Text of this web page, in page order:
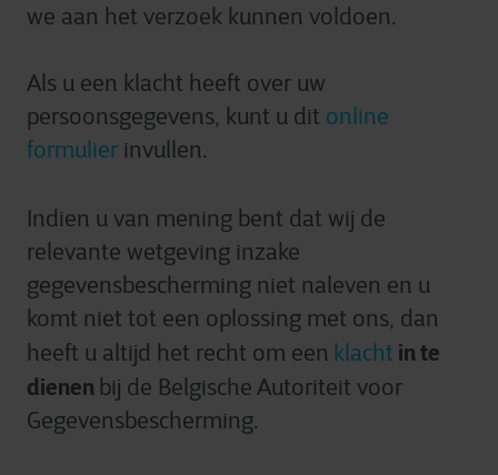
we aan het verzoek kunnen voldoen.
Als u een klacht heeft over uw
persoonsgegevens, kunt u dit online
formulier invullen.
Indien u van mening bent dat wij de
relevante wetgeving inzake
gegevensbescherming niet naleven en u
komt niet tot een oplossing met ons, dan
heeft u altijd het recht om een klacht in te
dienen bij de Belgische Autoriteit voor
Gegevensbescherming.